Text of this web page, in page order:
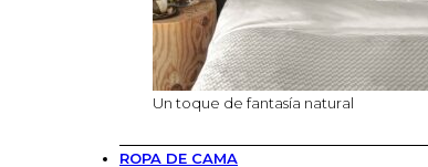
Un toque de fantasía natural
ROPA DE CAMA